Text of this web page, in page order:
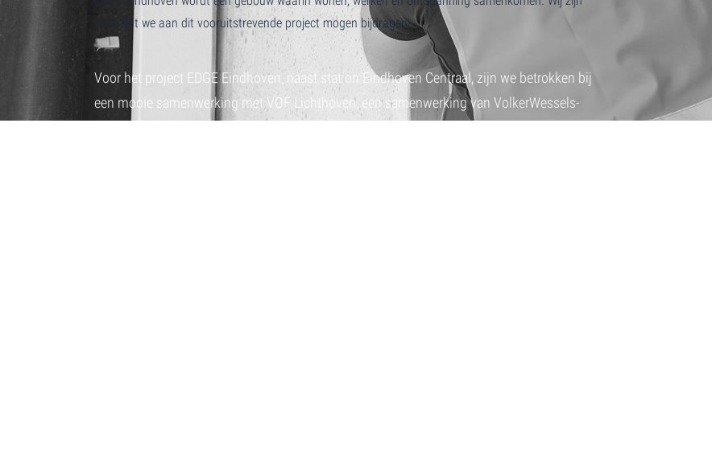
trots dat we aan dit vooruitstrevende project mogen bijdragen!
Voor het project EDGE Eindhoven, naast station Eindhoven Centraal, zijn we betrokken bij
een mooie samenwerking met VOF Lichthoven, een samenwerking van VolkerWessels-